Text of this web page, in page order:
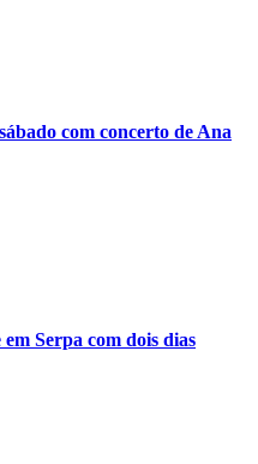
com concerto de Ana
Serpa com dois dias